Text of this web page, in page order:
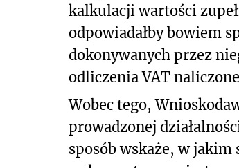
kalkulacji wartości
odpowiadałby bowiem
dokonywanych przez
odliczenia VAT
Wobec tego,
prowadzonej
sposób wskaże, w